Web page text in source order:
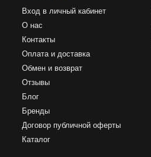
Вход в личный кабинет
О нас
Контакты
Оплата и доставка
Обмен и возврат
Отзывы
Блог
Бренды
Договор публичной оферты
Каталог